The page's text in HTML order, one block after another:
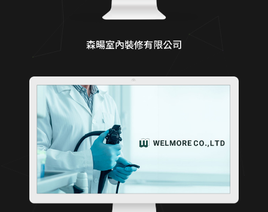
森暘室內裝修有限公司